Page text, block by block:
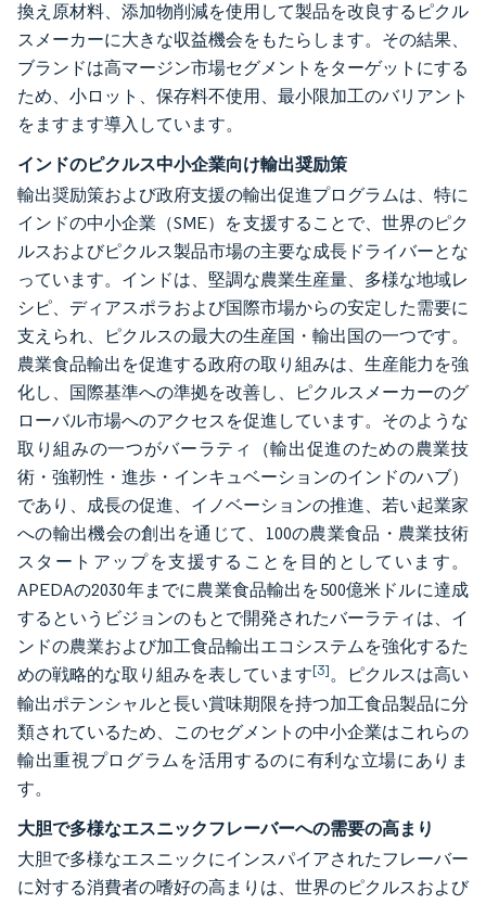
換え原材料、添加物削減を使用して製品を改良するピクル
スメーカーに大きな収益機会をもたらします。その結果、
ブランドは高マージン市場セグメントをターゲットにする
ため、小ロット、保存料不使用、最小限加工のバリアント
をますます導入しています。
インドのピクルス中小企業向け輸出奨励策
輸出奨励策および政府支援の輸出促進プログラムは、特に
インドの中小企業（SME）を支援することで、世界のピク
ルスおよびピクルス製品市場の主要な成長ドライバーとな
っています。インドは、堅調な農業生産量、多様な地域レ
シピ、ディアスポラおよび国際市場からの安定した需要に
支えられ、ピクルスの最大の生産国・輸出国の一つです。
農業食品輸出を促進する政府の取り組みは、生産能力を強
化し、国際基準への準拠を改善し、ピクルスメーカーのグ
ローバル市場へのアクセスを促進しています。そのような
取り組みの一つがバーラティ（輸出促進のための農業技
術・強靭性・進歩・インキュベーションのインドのハブ）
であり、成長の促進、イノベーションの推進、若い起業家
への輸出機会の創出を通じて、100の農業食品・農業技術
スタートアップを支援することを目的としています。
APEDAの2030年までに農業食品輸出を500億米ドルに達成
するというビジョンのもとで開発されたバーラティは、イ
ンドの農業および加工食品輸出エコシステムを強化するた
めの戦略的な取り組みを表しています[3]。ピクルスは高い
輸出ポテンシャルと長い賞味期限を持つ加工食品製品に分
類されているため、このセグメントの中小企業はこれらの
輸出重視プログラムを活用するのに有利な立場にありま
す。
大胆で多様なエスニックフレーバーへの需要の高まり
大胆で多様なエスニックにインスパイアされたフレーバー
に対する消費者の嗜好の高まりは、世界のピクルスおよび